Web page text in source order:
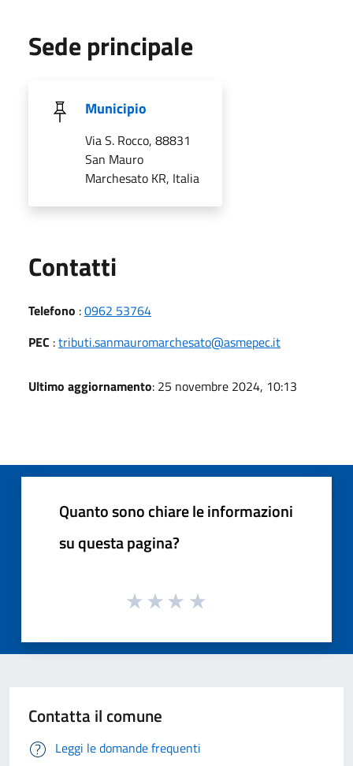
Sede principale
Municipio
Via S. Rocco, 88831
San Mauro
Marchesato KR, Italia
Contatti
Telefono :0962 53764
PEC :tributi.sanmauromarchesato@asmepec.it
Ultimo aggiornamento: 25 novembre 2024, 10:13
Quanto sono chiare le informazioni
su questa pagina?
Contatta il comune
Leggi le domande frequenti